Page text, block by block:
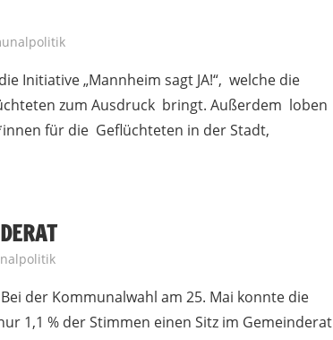
Initiative „Mannheim sagt JA!“, welche die
zum Ausdruck bringt. Außerdem loben
für die Geflüchteten in der Stadt,
der Kommunalwahl am 25. Mai konnte die
1,1 % der Stimmen einen Sitz im Gemeinderat